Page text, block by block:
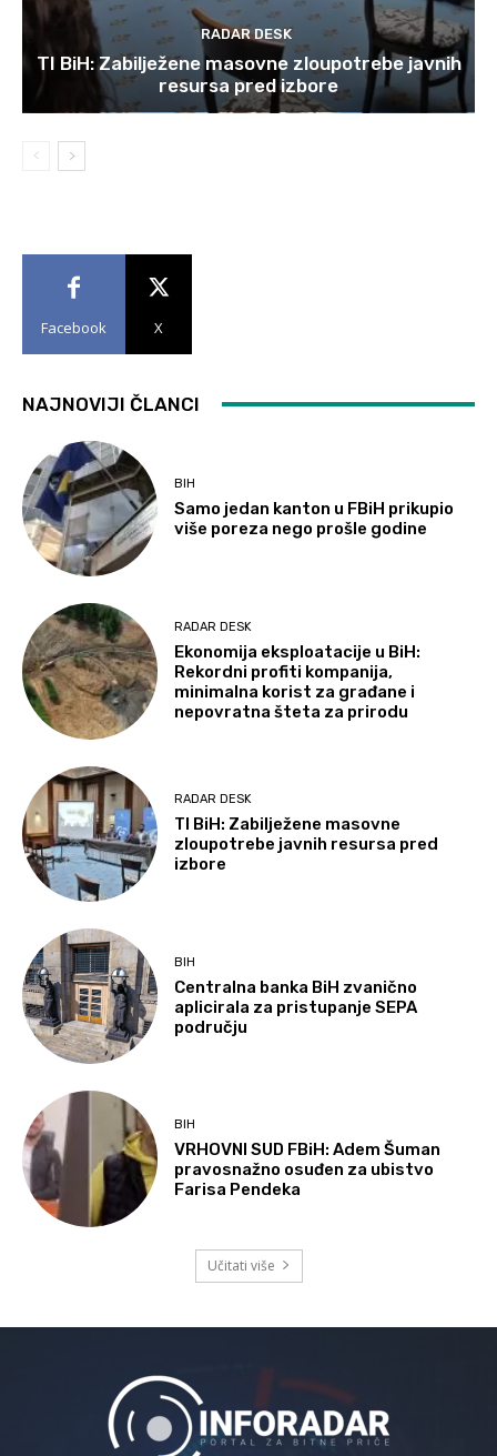
RADAR DESK
TI BiH: Zabilježene masovne zloupotrebe javnih
resursa pred izbore
Facebook X
NAJNOVIJI ČLANCI
BIH
Samo jedan kanton u FBiH prikupio
više poreza nego prošle godine
RADAR DESK
Ekonomija eksploatacije u BiH:
Rekordni profiti kompanija,
minimalna korist za građane i
nepovratna šteta za prirodu
RADAR DESK
TI BiH: Zabilježene masovne
zloupotrebe javnih resursa pred
izbore
BIH
Centralna banka BiH zvanično
aplicirala za pristupanje SEPA
području
BIH
VRHOVNI SUD FBiH: Adem Šuman
pravosnažno osuđen za ubistvo
Farisa Pendeka
Učitati više